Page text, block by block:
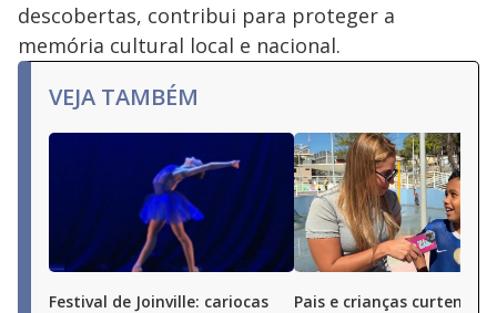
descobertas, contribui para proteger a
memória cultural local e nacional.
VEJA TAMBÉM
Festival de Joinville: cariocas
Pais e crianças curtem as